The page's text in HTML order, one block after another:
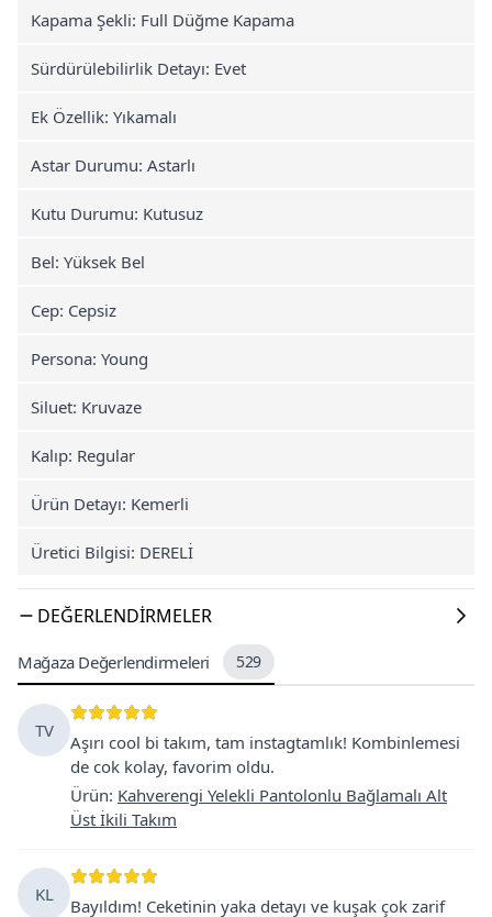
Kapama Şekli: Full Düğme Kapama
Sürdürülebilirlik Detayı: Evet
Ek Özellik: Yıkamalı
Astar Durumu: Astarlı
Kutu Durumu: Kutusuz
Bel: Yüksek Bel
Cep: Cepsiz
Persona: Young
Siluet: Kruvaze
Kalıp: Regular
Ürün Detayı: Kemerli
Üretici Bilgisi: DERELİ
DEĞERLENDIRMELER
Mağaza Değerlendirmeleri 529
TV
Aşırı cool bi takım, tam instagtamlık! Kombinlemesi
de cok kolay, favorim oldu.
Ürün: Kahverengi Yelekli Pantolonlu Bağlamalı Alt
Üst İkili Takım
KL
Bayıldım! Ceketinin yaka detayı ve kuşak çok zarif